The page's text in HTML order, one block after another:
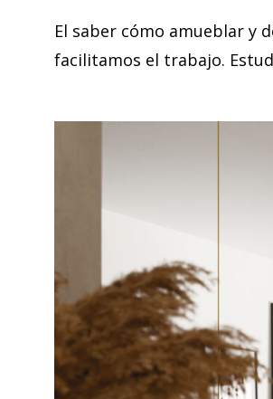
El saber cómo amueblar y
facilitamos el trabajo.